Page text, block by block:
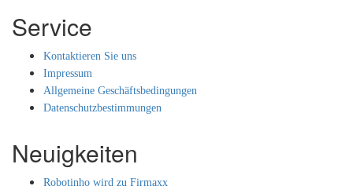
Service
Kontaktieren Sie uns
Impressum
Allgemeine Geschäftsbedingungen
Datenschutzbestimmungen
Neuigkeiten
Robotinho wird zu Firmaxx